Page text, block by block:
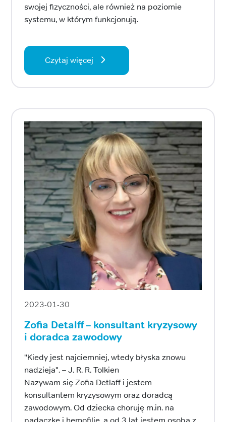
swojej fizyczności, ale również na poziomie
systemu, w którym funkcjonują.
Czytaj więcej
2023-01-30
Zofia Detalff – konsultant kryzysowy
i doradca zawodowy
"Kiedy jest najciemniej, wtedy błyska znowu
nadzieja". – J. R. R. Tolkien
Nazywam się Zofia Detlaff i jestem
konsultantem kryzysowym oraz doradcą
zawodowym. Od dziecka choruję m.in. na